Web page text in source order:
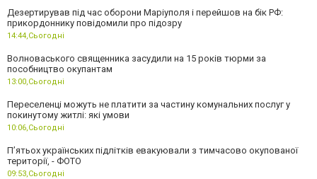
Дезертирував під час оборони Маріуполя і перейшов на бік РФ:
прикордоннику повідомили про підозру
14:44,Сьогодні
Волноваського священника засудили на 15 років тюрми за
пособництво окупантам
13:00,Сьогодні
Переселенці можуть не платити за частину комунальних послуг у
покинутому житлі: які умови
10:06,Сьогодні
П’ятьох українських підлітків евакуювали з тимчасово окупованої
території, - ФОТО
09:53,Сьогодні